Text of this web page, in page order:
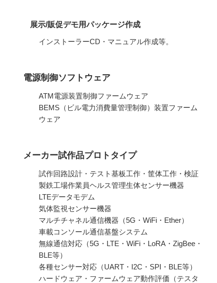
展示/販促デモ用パッケージ作成
インストーラーCD・マニュアル作成等。
電源制御ソフトウェア
ATM電源装置制御ファームウェア
BEMS（ビル電力消費量管理制御）装置ファーム
ウェア
メーカー試作品プロトタイプ
試作回路設計・テスト基板工作・筐体工作・検証
製鉄工場作業員ヘルス管理生体センサー機器
LTEデータモデム
気体監視センサー機器
マルチチャネル通信機器（5G・WiFi・Ether）
車載コンソール通信基盤システム
無線通信対応（5G・LTE・WiFi・LoRA・ZigBee・
BLE等）
各種センサー対応（UART・I2C・SPI・BLE等）
ハードウェア・ファームウェア動作評価（テスタ